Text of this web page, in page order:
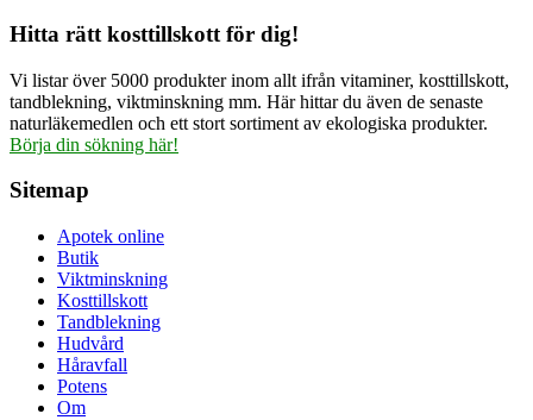
Hitta rätt kosttillskott för dig!
Vi listar över 5000 produkter inom allt ifrån vitaminer, kosttillskott,
tandblekning, viktminskning mm. Här hittar du även de senaste
naturläkemedlen och ett stort sortiment av ekologiska produkter.
Börja din sökning här!
Sitemap
Apotek online
Butik
Viktminskning
Kosttillskott
Tandblekning
Hudvård
Håravfall
Potens
Om